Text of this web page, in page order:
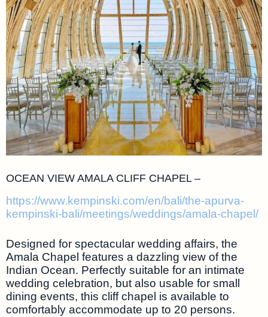
OCEAN VIEW AMALA CLIFF CHAPEL –
https://www.kempinski.com/en/bali/the-apurva-
kempinski-bali/meetings/weddings/amala-chapel/
Designed for spectacular wedding affairs, the
Amala Chapel features a dazzling view of the
Indian Ocean. Perfectly suitable for an intimate
wedding celebration, but also usable for small
dining events, this cliff chapel is available to
comfortably accommodate up to 20 persons.